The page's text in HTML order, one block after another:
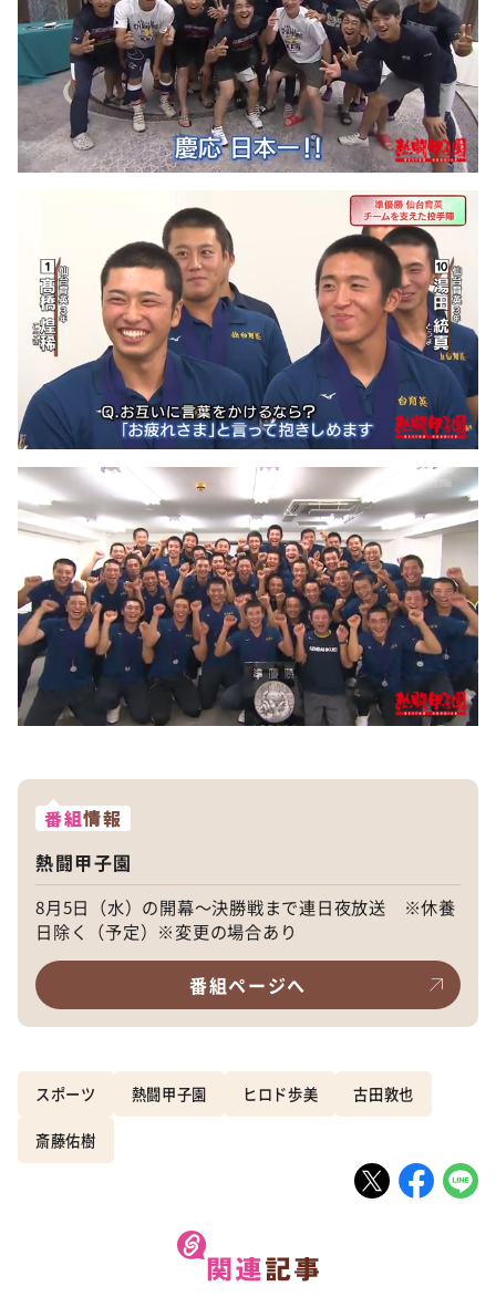
番組情報
熱闘甲子園
8月5日（水）の開幕〜決勝戦まで連日夜放送 ※休養
日除く（予定）※変更の場合あり
番組ページへ
スポーツ 熱闘甲子園 ヒロド歩美 古田敦也
斎藤佑樹